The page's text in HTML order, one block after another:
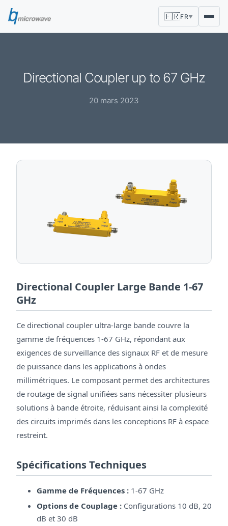
🇫🇷FR▼
Directional Coupler up to 67 GHz
20 mars 2023
Directional Coupler Large Bande 1-67
GHz
Ce directional coupler ultra-large bande couvre la
gamme de fréquences 1-67 GHz, répondant aux
exigences de surveillance des signaux RF et de mesure
de puissance dans les applications à ondes
millimétriques. Le composant permet des architectures
de routage de signal unifiées sans nécessiter plusieurs
solutions à bande étroite, réduisant ainsi la complexité
des circuits imprimés dans les conceptions RF à espace
restreint.
Spécifications Techniques
Gamme de Fréquences : 1-67 GHz
Options de Couplage : Configurations 10 dB, 20
dB et 30 dB